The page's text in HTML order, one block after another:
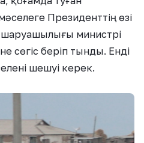
Президенттің өзі
министрі
сөгіс беріп тынды. Енді
шешуі керек.